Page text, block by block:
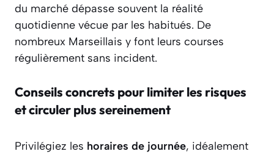
du marché dépasse souvent la réalité
quotidienne vécue par les habitués. De
nombreux Marseillais y font leurs courses
régulièrement sans incident.
Conseils concrets pour limiter les risques
et circuler plus sereinement
Privilégiez les horaires de journée, idéalement